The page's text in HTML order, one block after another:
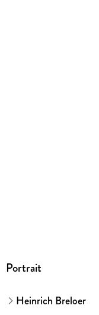
Portrait
Heinrich Breloer